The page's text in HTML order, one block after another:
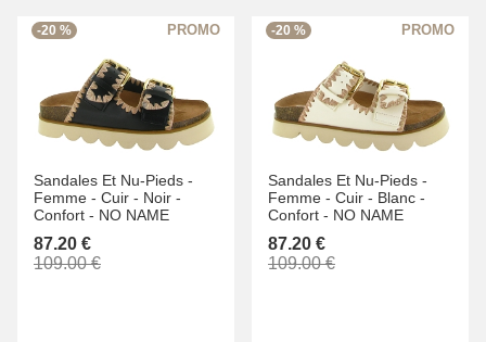
-20 %
Sandales Et Nu-Pieds -
Femme - Cuir - Noir -
Confort - NO NAME
87.20 €
109.00 €
-20 %
Sandales Et Nu-Pieds -
Femme - Cuir - Blanc -
Confort - NO NAME
87.20 €
109.00 €